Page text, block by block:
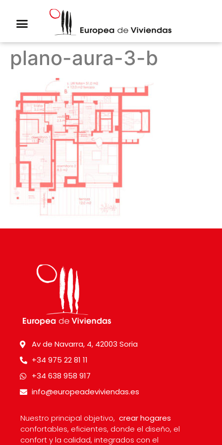
plano-aura-3-b
Av de Navarra, 4, 42003 Soria
+34 975 22 81 11
+34 638 958 917
info@europeadeviviendas.es
Nuestro principal objetivo, crear hogares
confortables, eficientes, donde el diseño, el
confort y la calidad, integrados con el